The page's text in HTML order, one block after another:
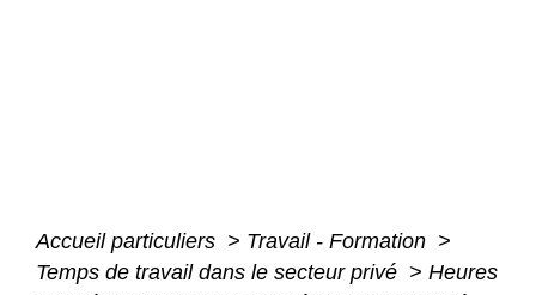
Accueil particuliers > Travail - Formation >
Temps de travail dans le secteur privé > Heures